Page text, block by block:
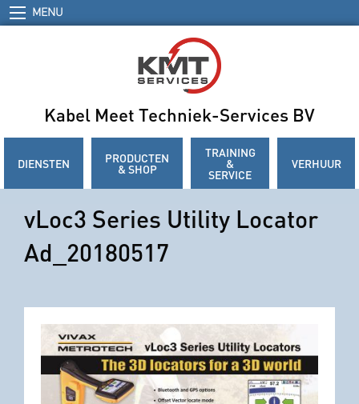
MENU
Kabel Meet Techniek-Services BV
DIENSTEN PRODUCTEN
& SHOP
TRAINING
&
SERVICE
VERHUUR
vLoc3 Series Utility Locator
Ad_20180517